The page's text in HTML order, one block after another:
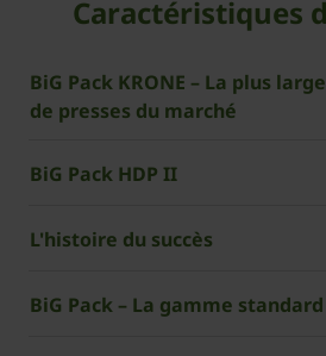
Caractéristiques
BiG Pack KRONE – La plus
de presses du marché
BiG Pack HDP II
L'histoire du succès
BiG Pack – La gamme standard